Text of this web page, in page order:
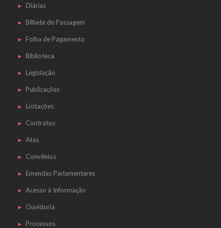
Diárias
Bilhete de Passagem
Folha de Pagamento
Biblioteca
Legislação
Publicações
Licitações
Contratos
Atas
Convênios
Emendas Parlamentares
Acesso à Informação
Ouvidoria
Processos